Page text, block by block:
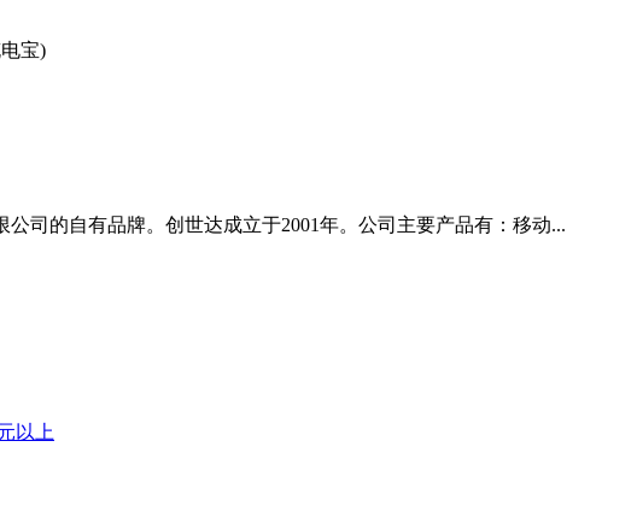
宝)
司的自有品牌。创世达成立于2001年。公司主要产品有：移动...
以上